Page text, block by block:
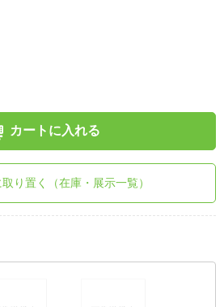
カートに入れる
り置く（在庫・展示一覧）